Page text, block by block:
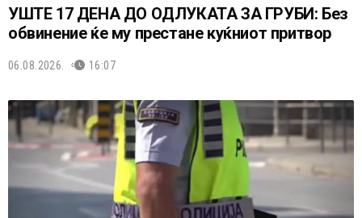
УШТЕ 17 ДЕНА ДО ОДЛУКАТА ЗА ГРУБИ: Без
обвинение ќе му престане куќниот притвор
06.08.2026. 16:07